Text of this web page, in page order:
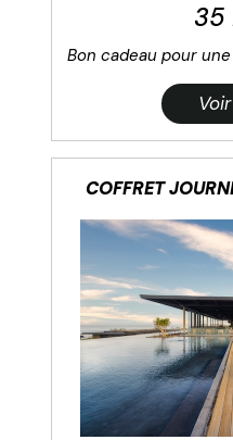
35
Bon cadeau pour
COFFRET